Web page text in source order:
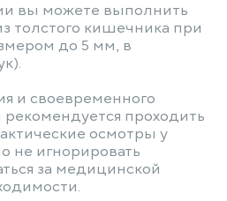
вы можете выполнить
толстого кишечника при
до 5 мм, в
и своевременного
проходить
осмотры у
не игнорировать
за медицинской